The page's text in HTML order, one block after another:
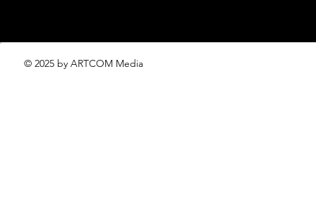
© 2025 by ARTCOM Media